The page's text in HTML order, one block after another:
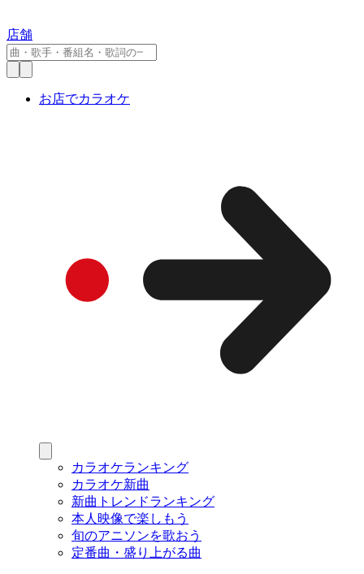
店舗
お店でカラオケ
カラオケランキング
カラオケ新曲
新曲トレンドランキング
本人映像で楽しもう
旬のアニソンを歌おう
定番曲・盛り上がる曲